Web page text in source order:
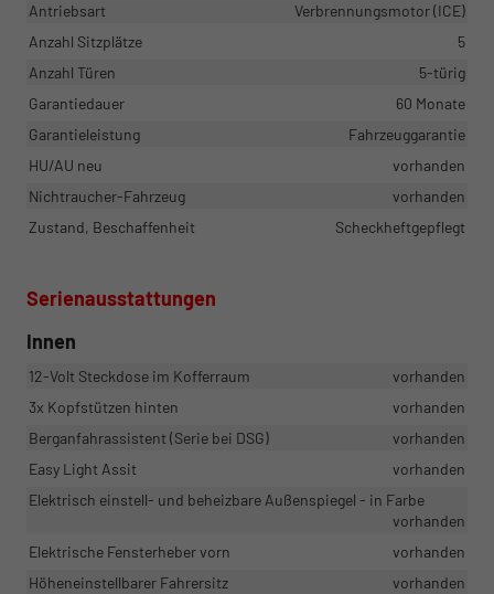
Antriebsart
Verbrennungsmotor (ICE)
Anzahl Sitzplätze
5
Anzahl Türen
5-türig
Garantiedauer
60 Monate
Garantieleistung
Fahrzeuggarantie
HU/AU neu
vorhanden
Nichtraucher-Fahrzeug
vorhanden
Zustand, Beschaffenheit
Scheckheftgepflegt
Serienausstattungen
Innen
12-Volt Steckdose im Kofferraum
vorhanden
3x Kopfstützen hinten
vorhanden
Berganfahrassistent (Serie bei DSG)
vorhanden
Easy Light Assit
vorhanden
Elektrisch einstell- und beheizbare Außenspiegel - in Farbe
vorhanden
Elektrische Fensterheber vorn
vorhanden
Höheneinstellbarer Fahrersitz
vorhanden